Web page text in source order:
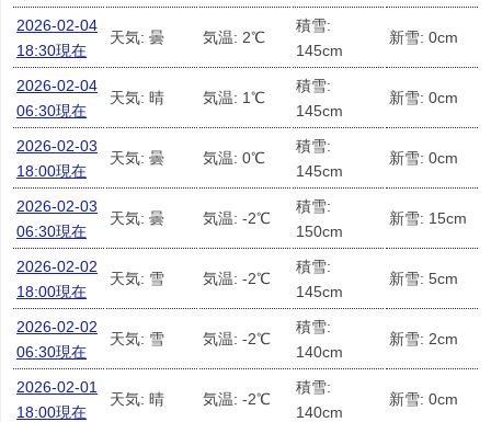
2026-02-04
18:30現在
天気: 曇 気温: 2℃
積雪:
145cm
新雪: 0cm
2026-02-04
06:30現在
天気: 晴 気温: 1℃
積雪:
145cm
新雪: 0cm
2026-02-03
18:00現在
天気: 曇 気温: 0℃
積雪:
145cm
新雪: 0cm
2026-02-03
06:30現在
天気: 曇 気温: -2℃
積雪:
150cm
新雪: 15cm
2026-02-02
18:00現在
天気: 雪 気温: -2℃
積雪:
145cm
新雪: 5cm
2026-02-02
06:30現在
天気: 雪 気温: -2℃
積雪:
140cm
新雪: 2cm
2026-02-01
18:00現在
天気: 晴 気温: -2℃
積雪:
140cm
新雪: 0cm